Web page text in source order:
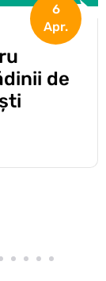
30
Mart.
a
pentru